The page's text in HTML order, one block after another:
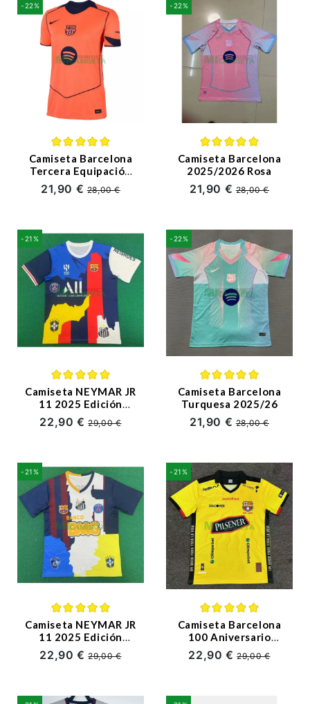
-22%
Camiseta Barcelona
Tercera Equipación
2025/2026 Naranja
Mujer
21,90 €28,00 €
-22%
Camiseta Barcelona
2025/2026 Rosa
21,90 €28,00 €
-21%
Camiseta NEYMAR JR
11 2025 Edición
Conmemorativa
Multicolor
22,90 €29,00 €
-22%
Camiseta Barcelona
Turquesa 2025/26
21,90 €28,00 €
-21%
Camiseta NEYMAR JR
11 2025 Edición
Especial Multicolor
22,90 €29,00 €
-21%
Camiseta Barcelona
100 Aniversario
Edición 2025/2026
Amarillo
22,90 €29,00 €